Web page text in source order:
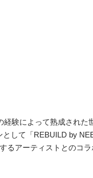
験によって熟成された
して「REBUILD by
るアーティストとのコ